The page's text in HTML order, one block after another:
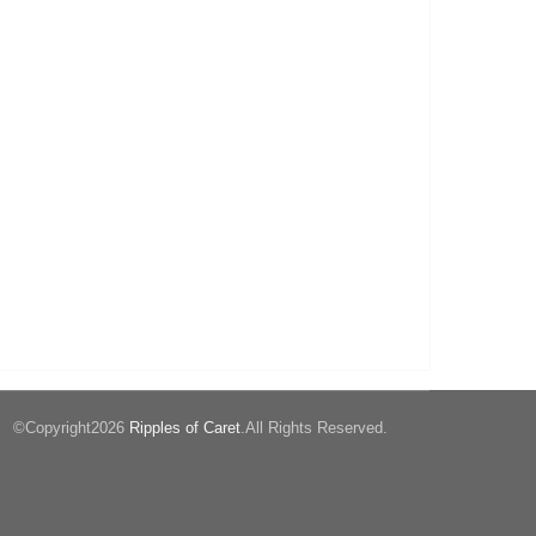
©Copyright2026 Ripples of Caret .All Rights Reserved.